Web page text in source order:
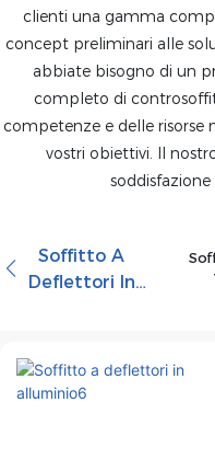
clienti una gamma
concept preliminari alle
abbiate bisogno di un
completo di
competenze e delle risorse
vostri obiettivi. Il
Soffitto A
Deflettori In